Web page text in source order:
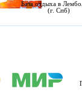
База отдыха в
(г. Спб)